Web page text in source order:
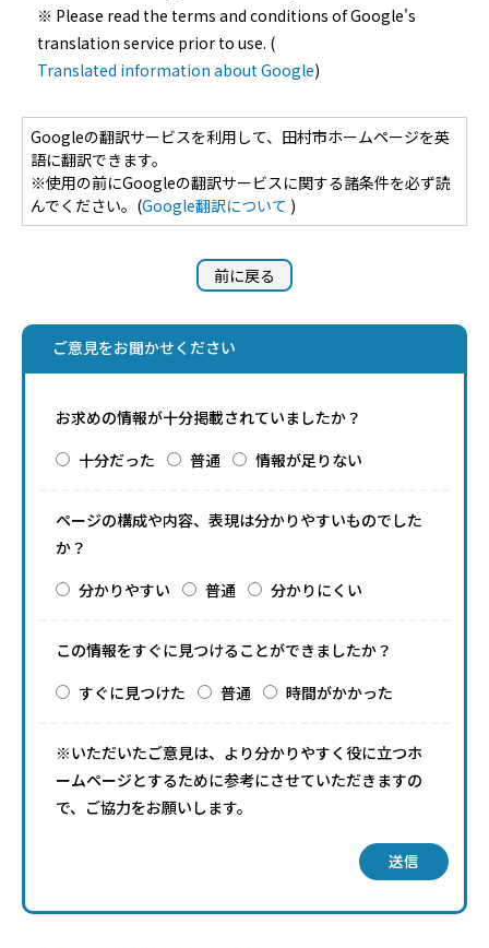
※ Please read the terms and conditions of Google's
translation service prior to use. (
Translated information about Google)
Googleの翻訳サービスを利用して、田村市ホームページを英
語に翻訳できます。
※使用の前にGoogleの翻訳サービスに関する諸条件を必ず読
んでください。(Google翻訳について )
前に戻る
ご意見をお聞かせください
お求めの情報が十分掲載されていましたか？
十分だった
普通 情報が足りない
ページの構成や内容、表現は分かりやすいものでした
か？
分かりやすい
普通 分かりにくい
この情報をすぐに見つけることができましたか？
すぐに見つけた
普通 時間がかかった
※いただいたご意見は、より分かりやすく役に立つホ
ームページとするために参考にさせていただきますの
で、ご協力をお願いします。
送信